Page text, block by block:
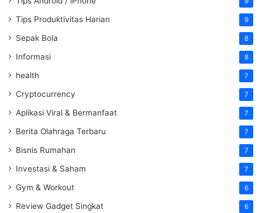
Tips Produktivitas Harian 9
Sepak Bola 8
Informasi 8
health 7
Cryptocurrency 7
Aplikasi Viral & Bermanfaat 7
Berita Olahraga Terbaru 7
Bisnis Rumahan 7
Investasi & Saham 7
Gym & Workout 6
Review Gadget Singkat 6